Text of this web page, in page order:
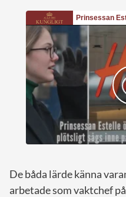
De båda lärde känna
arbetade som vaktchef